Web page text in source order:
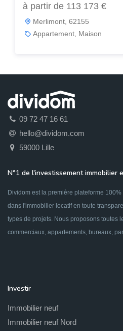
à partir de 113 173 €
Merlimont, 62155
Appartement, Maison
09 72 47 16 61
hello@dividom.com
59000 Lille
N°1 de l'investissement immobilier
Dividom est la première plateforme
dans l'immobilier locatif en toute
types de projets. Nous proposons toutes
commerciaux, appartements, bureaux,
Investir
Immobilier neuf
Immobilier neuf Nord